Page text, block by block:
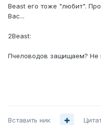
Beast его тоже "любит".
Вас...
2Beast:
Пчеловодов защищаем? Не
Вставить ник